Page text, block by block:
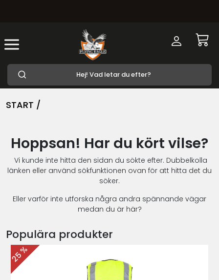
START /
Hoppsan! Har du kört vilse?
Vi kunde inte hitta den sidan du sökte efter. Dubbelkolla
länken eller använd sökfunktionen ovan för att hitta det du
söker.
Eller varför inte utforska några andra spännande vägar
medan du är här?
Populära produkter
25 %